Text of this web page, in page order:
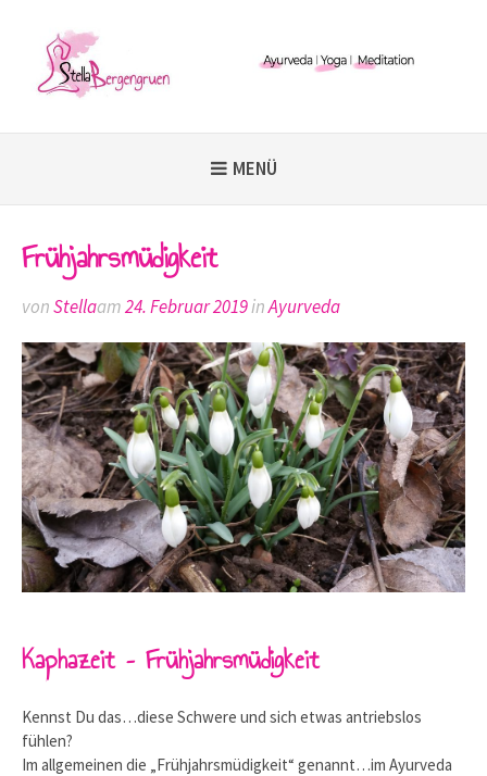
MENÜ
Frühjahrsmüdigkeit
vonStellaam24. Februar 2019inAyurveda
Kaphazeit – Frühjahrsmüdigkeit
Kennst Du das…diese Schwere und sich etwas antriebslos
fühlen?
Im allgemeinen die „Frühjahrsmüdigkeit“ genannt…im Ayurveda